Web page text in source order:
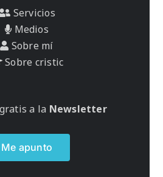
Servicios
Medios
Sobre mí
Sobre cristic
a la Newsletter
Me apunto